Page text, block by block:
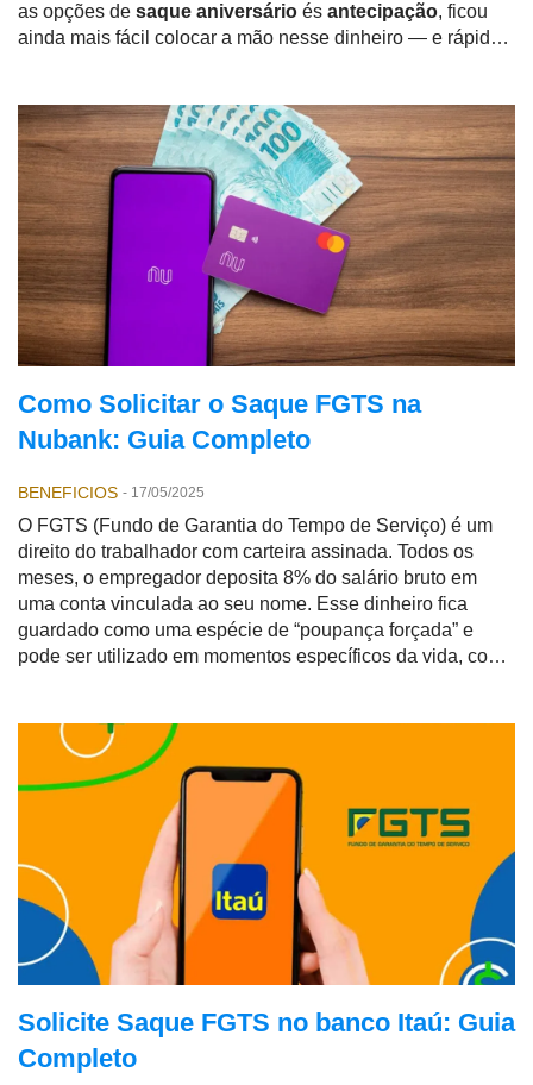
as opções de saque aniversário és antecipação, ficou
ainda mais fácil colocar a mão nesse dinheiro — e rápido!
Federal, que é onde boa parte dos trabalhadores faz a
solicitação. Bora entender?
Como Solicitar o Saque FGTS na
Nubank: Guia Completo
BENEFICIOS - 17/05/2025
O FGTS (Fundo de Garantia do Tempo de Serviço) é um
direito do trabalhador com carteira assinada. Todos os
meses, o empregador deposita 8% do salário bruto em
uma conta vinculada ao seu nome. Esse dinheiro fica
guardado como uma espécie de “poupança forçada” e
pode ser utilizado em momentos específicos da vida, como
Solicite Saque FGTS no banco Itaú: Guia
Completo